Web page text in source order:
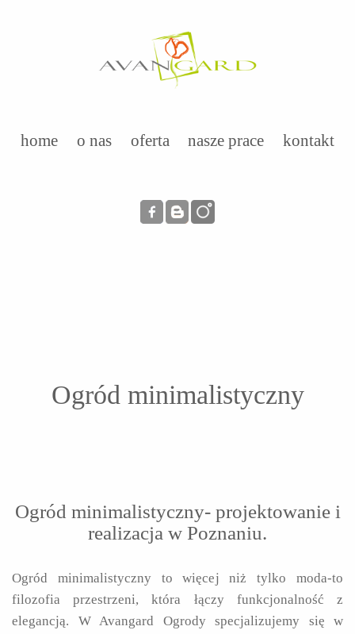
home o nas oferta nasze prace kontakt
Ogród minimalistyczny
Ogród minimalistyczny- projektowanie i
realizacja w Poznaniu.
Ogród minimalistyczny to więcej niż tylko moda-to
filozofia przestrzeni, która łączy funkcjonalność z
elegancją. W Avangard Ogrody specjalizujemy się w